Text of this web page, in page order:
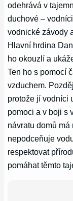
odehrává v
duchové –
vodnické závody
Hlavní hrdina
ho okouzlí a
Ten ho s pomocí
vzduchem.
protože jí vodníci
pomoci a v boji s
návratu domů
nepodceňuje
respektovat
pomáhat těmto